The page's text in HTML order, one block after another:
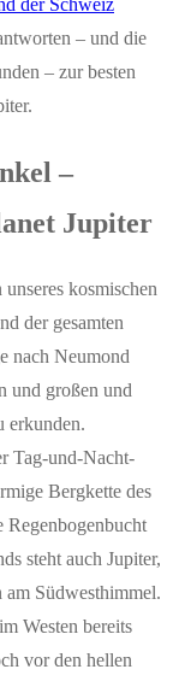
– und die
– zur besten
–
Jupiter
kosmischen
der gesamten
nach Neumond
und großen und
erkunden.
Tag-und-Nacht-
Bergkette des
Regenbogenbucht
steht auch Jupiter,
am Südwesthimmel.
Westen bereits
vor den hellen